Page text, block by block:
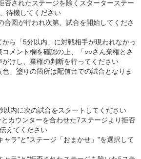
否されたステージを除くスターターステー
待機してください
合図が行われ次第、試合を開始してくださ
ら「5分以内」に対戦相手が現われなかっ
メント欄を確認の上、「○○さん棄権とさ
けし、棄権の判断を行ってください
」塗りの箇所は配信台での試合となりま
内に次の試合をスタートしてください
カウンターを合わせた7ステージより拒否
えてください
ャラ"と"ステージ「おまかせ」"を選択して